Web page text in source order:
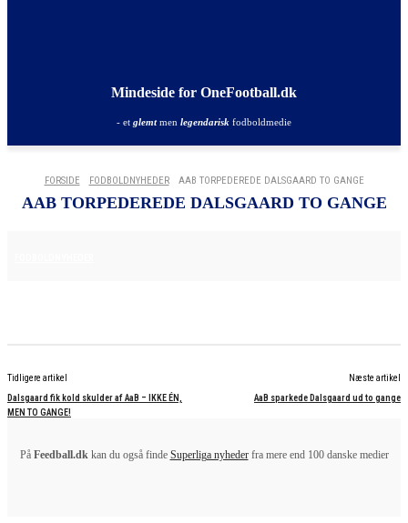
Mindeside for OneFootball.dk
- et glemtmen legendarisk fodboldmedie
FORSIDE FODBOLDNYHEDER AAB TORPEDEREDE DALSGAARD TO GANGE
AAB TORPEDEREDE DALSGAARD TO GANGE
Tidligere artikel
Dalsgaard fik kold skulder af AaB – IKKE ÉN,
MEN TO GANGE!
Næste artikel
AaB sparkede Dalsgaard ud to gange
På Feedball.dkkan du også finde Superliga nyhederfra mere end 100 danske medier